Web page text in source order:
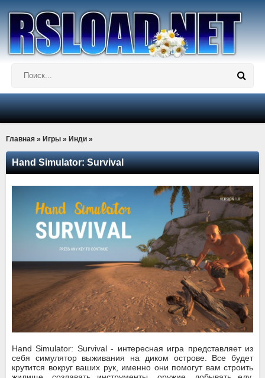
Главная » Игры » Инди »
Hand Simulator: Survival
Hand Simulator: Survival - интересная игра представляет из
себя симулятор выживания на диком острове. Все будет
крутится вокруг ваших рук, именно они помогут вам строить